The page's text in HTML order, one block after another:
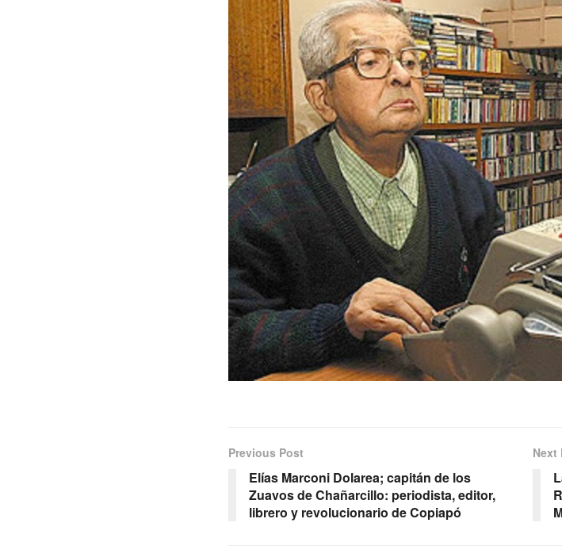
Previous Post
Elías Marconi Dolarea; capitán de los
Zuavos de Chañarcillo: periodista, editor,
librero y revolucionario de Copiapó
Next